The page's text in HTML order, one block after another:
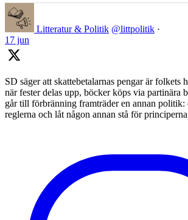
Litteratur & Politik @littpolitik ·
17 jun
SD säger att skattebetalarnas pengar är folkets
när fester delas upp, böcker köps via partinära
går till förbränning framträder en annan politik:
reglerna och låt någon annan stå för